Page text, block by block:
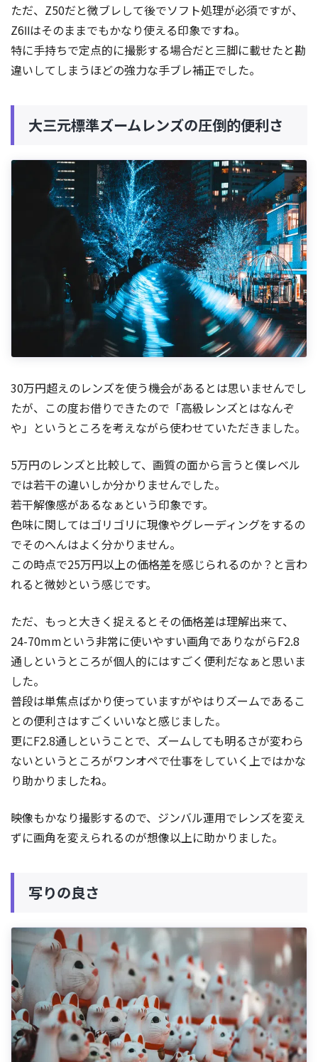
ただ、Z50だと微ブレして後でソフト処理が必須ですが、
Z6Ⅱはそのままでもかなり使える印象ですね。
特に手持ちで定点的に撮影する場合だと三脚に載せたと勘
違いしてしまうほどの強力な手ブレ補正でした。
大三元標準ズームレンズの圧倒的便利さ
30万円超えのレンズを使う機会があるとは思いませんでし
たが、この度お借りできたので「高級レンズとはなんぞ
や」というところを考えながら使わせていただきました。
5万円のレンズと比較して、画質の面から言うと僕レベル
では若干の違いしか分かりませんでした。
若干解像感があるなぁという印象です。
色味に関してはゴリゴリに現像やグレーディングをするの
でそのへんはよく分かりません。
この時点で25万円以上の価格差を感じられるのか？と言わ
れると微妙という感じです。
ただ、もっと大きく捉えるとその価格差は理解出来て、
24-70mmという非常に使いやすい画角でありながらF2.8
通しというところが個人的にはすごく便利だなぁと思いま
した。
普段は単焦点ばかり使っていますがやはりズームであるこ
との便利さはすごくいいなと感じました。
更にF2.8通しということで、ズームしても明るさが変わら
ないというところがワンオペで仕事をしていく上ではかな
り助かりましたね。
映像もかなり撮影するので、ジンバル運用でレンズを変え
ずに画角を変えられるのが想像以上に助かりました。
写りの良さ